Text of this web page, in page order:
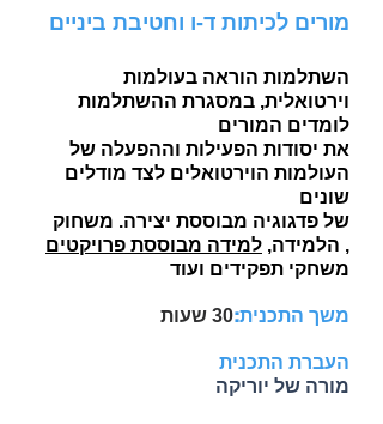
השתלמות הוראה בעולמות
וירטואלית, במסגרת ההשתלמות
לומדים המורים
את יסודות הפעילות וההפעלה של
העולמות הוירטואלים לצד מודלים
שונים
של פדגוגיה מבוססת יצירה. משחוק
הלמידה, למידה מבוססת פרויקטים
,
משחקי תפקידים ועוד
משך התכנית:30 שעות
העברת התכנית
מורה של יוריקה
מורים לכיתות ד-ו וחטיבת ביניים